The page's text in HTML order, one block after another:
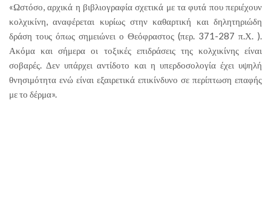
«Ωστόσο, αρχικά η βιβλιογραφία σχετικά με τα φυτά που περιέχουν
κολχικίνη, αναφέρεται κυρίως στην καθαρτική και δηλητηριώδη
δράση τους όπως σημειώνει ο Θεόφραστος (περ. 371-287 π.Χ. ).
Ακόμα και σήμερα οι τοξικές επιδράσεις της κολχικίνης είναι
σοβαρές. Δεν υπάρχει αντίδοτο και η υπερδοσολογία έχει υψηλή
θνησιμότητα ενώ είναι εξαιρετικά επικίνδυνο σε περίπτωση επαφής
με το δέρμα».